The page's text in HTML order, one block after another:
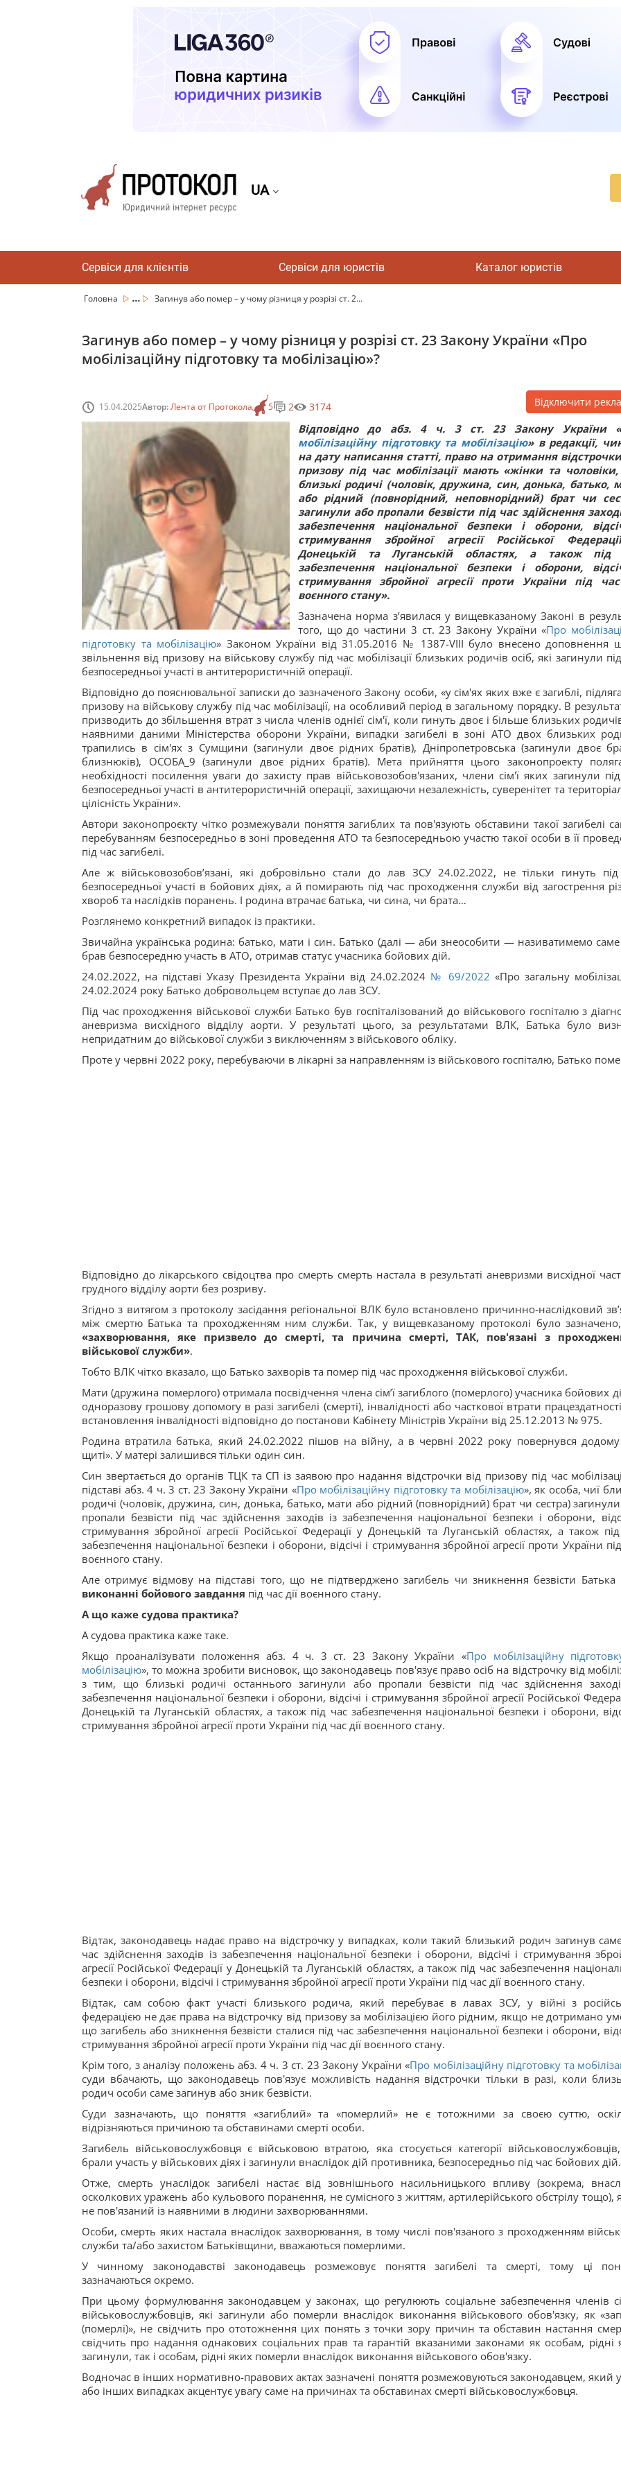
UA
Сервіси для клієнтів Сервіси для юристів Каталог юристів
Головна ... Загинув або помер – у чому різниця у розрізі ст. 2...
Загинув або помер – у чому різниця у розрізі ст. 23 Закону України «Про
мобілізаційну підготовку та мобілізацію»?
15.04.2025Автор:Лента от Протокола 5 2 3174 Відключити
Відповідно до абз. 4 ч. 3 ст. 23 Закону України «
мобілізаційну підготовку та мобілізацію» в редакції,
на дату написання статті, право на отримання
призову під час мобілізації мають «жінки та
близькі родичі (чоловік, дружина, син, донька, батько,
або рідний (повнорідний, неповнорідний) брат чи
загинули або пропали безвісти під час здійснення
забезпечення національної безпеки і оборони,
стримування збройної агресії Російської
Донецькій та Луганській областях, а також під
забезпечення національної безпеки і оборони,
стримування збройної агресії проти України під час
воєнного стану».
Зазначена норма з’явилася у вищевказаному Законі в
того, що до частини 3 ст. 23 Закону України «Про
підготовку та мобілізацію» Законом України від 31.05.2016 № 1387-VIIІ було внесено доповнення
звільнення від призову на військову службу під час мобілізації близьких родичів осіб, які загинули
безпосередньої участі в антитерористичній операції.
Відповідно до пояснювальної записки до зазначеного Закону особи, «у сім'ях яких вже є загиблі,
призову на військову службу під час мобілізації, на особливий період в загальному порядку. В
призводить до збільшення втрат з числа членів однієї сім'ї, коли гинуть двоє і більше близьких
наявними даними Міністерства оборони України, випадки загибелі в зоні АТО двох близьких
трапились в сім'ях з Сумщини (загинули двоє рідних братів), Дніпропетровська (загинули двоє
близнюків), ОСОБА_9 (загинули двоє рідних братів). Мета прийняття цього законопроекту
необхідності посилення уваги до захисту прав військовозобов'язаних, члени сім'ї яких загинули
безпосередньої участі в антитерористичній операції, захищаючи незалежність, суверенітет та
цілісність України».
Автори законопроєкту чітко розмежували поняття загиблих та пов'язують обставини такої загибелі
перебуванням безпосередньо в зоні проведення АТО та безпосередньою участю такої особи в її
під час загибелі.
Але ж військовозобов’язані, які добровільно стали до лав ЗСУ 24.02.2022, не тільки гинуть
безпосередньої участі в бойових діях, а й помирають під час проходження служби від загострення
хвороб та наслідків поранень. І родина втрачає батька, чи сина, чи брата…
Розглянемо конкретний випадок із практики.
Звичайна українська родина: батько, мати і син. Батько (далі — аби знеособити — називатимемо саме
брав безпосередню участь в АТО, отримав статус учасника бойових дій.
24.02.2022, на підставі Указу Президента України від 24.02.2024 № 69/2022 «Про загальну
24.02.2024 року Батько добровольцем вступає до лав ЗСУ.
Під час проходження військової служби Батько був госпіталізований до військового госпіталю з
аневризма висхідного відділу аорти. У результаті цього, за результатами ВЛК, Батька було
непридатним до військової служби з виключенням з військового обліку.
Проте у червні 2022 року, перебуваючи в лікарні за направленням із військового госпіталю, Батько
Відповідно до лікарського свідоцтва про смерть смерть настала в результаті аневризми висхідної
грудного відділу аорти без розриву.
Згідно з витягом з протоколу засідання регіональної ВЛК було встановлено причинно-наслідковий
між смертю Батька та проходженням ним служби. Так, у вищевказаному протоколі було
«захворювання, яке призвело до смерті, та причина смерті, ТАК, пов'язані з
військової служби».
Тобто ВЛК чітко вказало, що Батько захворів та помер під час проходження військової служби.
Мати (дружина померлого) отримала посвідчення члена сім’ї загиблого (померлого) учасника бойових
одноразову грошову допомогу в разі загибелі (смерті), інвалідності або часткової втрати
встановлення інвалідності відповідно до постанови Кабінету Міністрів України від 25.12.2013 № 975.
Родина втратила батька, який 24.02.2022 пішов на війну, а в червні 2022 року повернувся
щиті». У матері залишився тільки один син.
Син звертається до органів ТЦК та СП із заявою про надання відстрочки від призову під час
підставі абз. 4 ч. 3 ст. 23 Закону України «Про мобілізаційну підготовку та мобілізацію», як особа, чиї
родичі (чоловік, дружина, син, донька, батько, мати або рідний (повнорідний) брат чи сестра)
пропали безвісти під час здійснення заходів із забезпечення національної безпеки і оборони,
стримування збройної агресії Російської Федерації у Донецькій та Луганській областях, а також
забезпечення національної безпеки і оборони, відсічі і стримування збройної агресії проти України
воєнного стану.
Але отримує відмову на підставі того, що не підтверджено загибель чи зникнення безвісти Батька
виконанні бойового завдання під час дії воєнного стану.
А що каже судова практика?
А судова практика каже таке.
Якщо проаналізувати положення абз. 4 ч. 3 ст. 23 Закону України «Про мобілізаційну
мобілізацію», то можна зробити висновок, що законодавець пов'язує право осіб на відстрочку від
з тим, що близькі родичі останнього загинули або пропали безвісти під час здійснення
забезпечення національної безпеки і оборони, відсічі і стримування збройної агресії Російської
Донецькій та Луганській областях, а також під час забезпечення національної безпеки і оборони,
стримування збройної агресії проти України під час дії воєнного стану.
Відтак, законодавець надає право на відстрочку у випадках, коли такий близький родич загинув
час здійснення заходів із забезпечення національної безпеки і оборони, відсічі і стримування
агресії Російської Федерації у Донецькій та Луганській областях, а також під час забезпечення
безпеки і оборони, відсічі і стримування збройної агресії проти України під час дії воєнного стану.
Відтак, сам собою факт участі близького родича, який перебуває в лавах ЗСУ, у війні з
федерацією не дає права на відстрочку від призову за мобілізацією його рідним, якщо не дотримано
що загибель або зникнення безвісти сталися під час забезпечення національної безпеки і оборони,
стримування збройної агресії проти України під час дії воєнного стану.
Крім того, з аналізу положень абз. 4 ч. 3 ст. 23 Закону України «Про мобілізаційну підготовку та
суди вбачають, що законодавець пов'язує можливість надання відстрочки тільки в разі, коли
родич особи саме загинув або зник безвісти.
Суди зазначають, що поняття «загиблий» та «померлий» не є тотожними за своєю суттю,
відрізняються причиною та обставинами смерті особи.
Загибель військовослужбовця є військовою втратою, яка стосується категорії
брали участь у військових діях і загинули внаслідок дій противника, безпосередньо під час бойових дій.
Отже, смерть унаслідок загибелі настає від зовнішнього насильницького впливу (зокрема,
осколкових уражень або кульового поранення, не сумісного з життям, артилерійського обстрілу тощо),
не пов'язаний із наявними в людини захворюваннями.
Особи, смерть яких настала внаслідок захворювання, в тому числі пов'язаного з проходженням
служби та/або захистом Батьківщини, вважаються померлими.
У чинному законодавстві законодавець розмежовує поняття загибелі та смерті, тому ці
зазначаються окремо.
При цьому формулювання законодавцем у законах, що регулюють соціальне забезпечення членів
військовослужбовців, які загинули або померли внаслідок виконання військового обов'язку, як
(померлі)», не свідчить про ототожнення цих понять з точки зору причин та обставин настання
свідчить про надання однакових соціальних прав та гарантій вказаними законами як особам, рідні
загинули, так і особам, рідні яких померли внаслідок виконання військового обов'язку.
Водночас в інших нормативно-правових актах зазначені поняття розмежовуються законодавцем, який
або інших випадках акцентує увагу саме на причинах та обставинах смерті військовослужбовця.